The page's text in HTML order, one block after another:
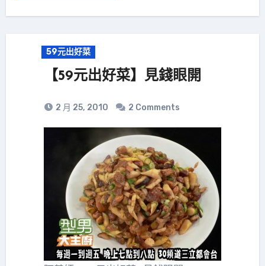
59元出好菜
【59元出好菜】見錢眼開
2 月 25, 2010 2 Comments